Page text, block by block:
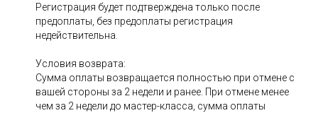
Регистрация будет подтверждена только после
предоплаты, без предоплаты регистрация
недействительна.
Условия возврата:
Сумма оплаты возвращается полностью при отмене с
вашей стороны за 2 недели и ранее. При отмене менее
чем за 2 недели до мастер-класса, сумма оплаты